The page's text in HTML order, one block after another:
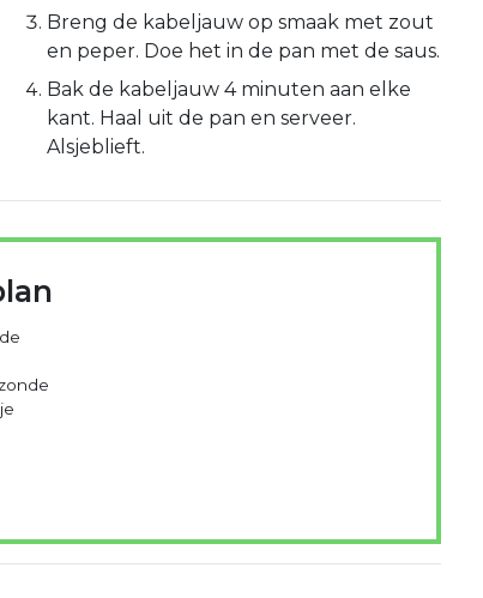
Breng de kabeljauw op smaak met zout
en peper. Doe het in de pan met de saus.
Bak de kabeljauw 4 minuten aan elke
kant. Haal uit de pan en serveer.
Alsjeblieft.